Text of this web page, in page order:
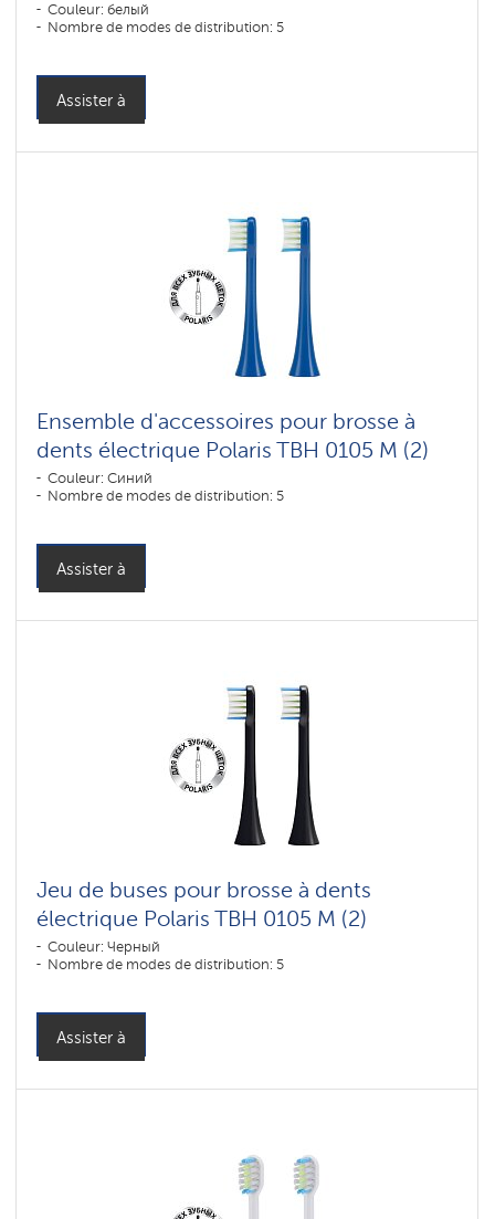
Couleur: белый
Nombre de modes de distribution: 5
Assister à
Ensemble d'accessoires pour brosse à
dents électrique Polaris TBH 0105 M (2)
Couleur: Синий
Nombre de modes de distribution: 5
Assister à
Jeu de buses pour brosse à dents
électrique Polaris TBH 0105 M (2)
Couleur: Черный
Nombre de modes de distribution: 5
Assister à